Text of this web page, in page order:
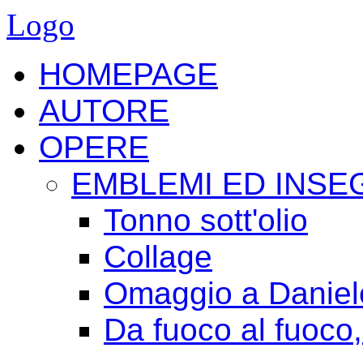
Logo
HOMEPAGE
AUTORE
OPERE
EMBLEMI ED
Tonno sott'olio
Collage
Omaggio a
Da fuoco al